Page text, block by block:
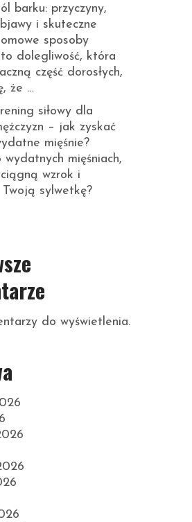
barku: przyczyny,
i skuteczne
sposoby
dolegliwość, która
część dorosłych,
że …
siłowy dla
– jak zyskać
mięśnie?
wydatnych mięśniach,
wzrok i
sylwetkę?
do wyświetlenia.